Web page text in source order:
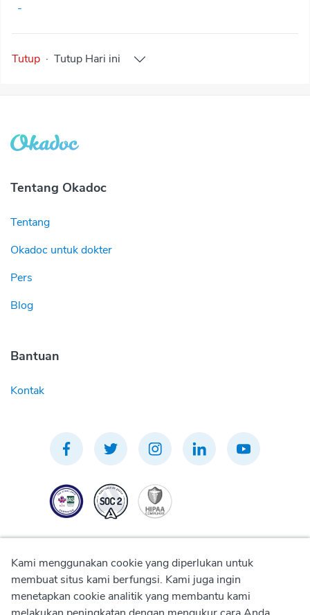
-
Tutup · Tutup Hari ini
Tentang Okadoc
Tentang
Okadoc untuk dokter
Pers
Blog
Bantuan
Kontak
Kebijakan Privasi
Kami menggunakan cookie yang diperlukan untuk
membuat situs kami berfungsi. Kami juga ingin
menetapkan cookie analitik yang membantu kami